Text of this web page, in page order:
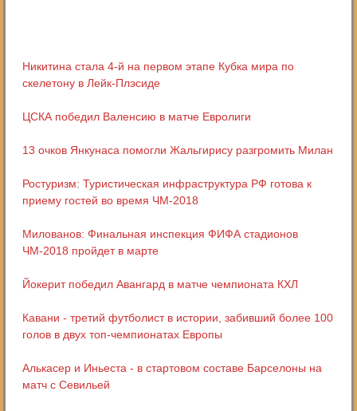
Никитина стала 4-й на первом этапе Кубка мира по
скелетону в Лейк-Плэсиде
ЦСКА победил Валенсию в матче Евролиги
13 очков Янкунаса помогли Жальгирису разгромить Милан
Ростуризм: Туристическая инфраструктура РФ готова к
приему гостей во время ЧМ-2018
Милованов: Финальная инспекция ФИФА стадионов
ЧМ-2018 пройдет в марте
Йокерит победил Авангард в матче чемпионата КХЛ
Кавани - третий футболист в истории, забивший более 100
голов в двух топ-чемпионатах Европы
Алькасер и Иньеста - в стартовом составе Барселоны на
матч с Севильей